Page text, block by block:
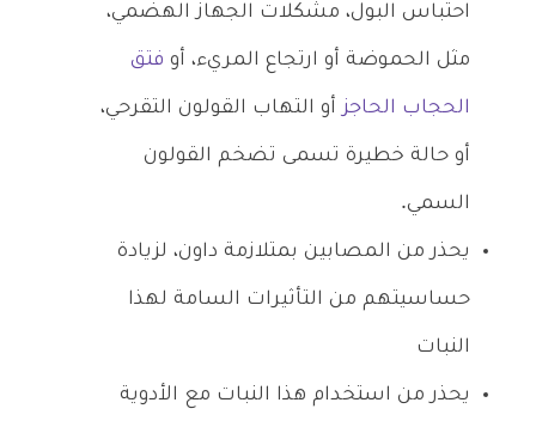
احتباس البول، مشكلات الجهاز الهضمي،
مثل الحموضة أو ارتجاع المريء، أو فتق
الحجاب الحاجز أو التهاب القولون التقرحي،
أو حالة خطيرة تسمى تضخم القولون
السمي.
يحذر من المصابين بمتلازمة داون، لزيادة
حساسيتهم من التأثيرات السامة لهذا
النبات
يحذر من استخدام هذا النبات مع الأدوية